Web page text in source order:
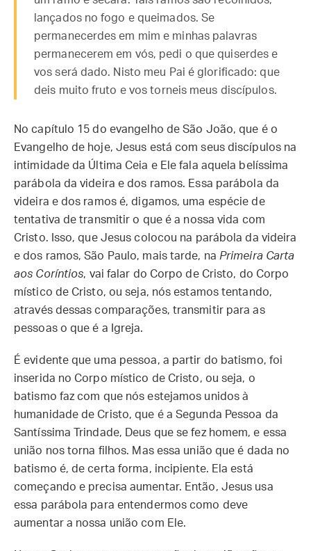
lançados no fogo e queimados. Se
permanecerdes em mim e minhas palavras
permanecerem em vós, pedi o que quiserdes e
vos será dado. Nisto meu Pai é glorificado: que
deis muito fruto e vos torneis meus discípulos.
No capítulo 15 do evangelho de São João, que é o
Evangelho de hoje, Jesus está com seus discípulos na
intimidade da Última Ceia e Ele fala aquela belíssima
parábola da videira e dos ramos. Essa parábola da
videira e dos ramos é, digamos, uma espécie de
tentativa de transmitir o que é a nossa vida com
Cristo. Isso, que Jesus colocou na parábola da videira
e dos ramos, São Paulo, mais tarde, na Primeira Carta
aos Coríntios, vai falar do Corpo de Cristo, do Corpo
místico de Cristo, ou seja, nós estamos tentando,
através dessas comparações, transmitir para as
pessoas o que é a Igreja.
É evidente que uma pessoa, a partir do batismo, foi
inserida no Corpo místico de Cristo, ou seja, o
batismo faz com que nós estejamos unidos à
humanidade de Cristo, que é a Segunda Pessoa da
Santíssima Trindade, Deus que se fez homem, e essa
união nos torna filhos. Mas essa união que é dada no
batismo é, de certa forma, incipiente. Ela está
começando e precisa aumentar. Então, Jesus usa
essa parábola para entendermos como deve
aumentar a nossa união com Ele.